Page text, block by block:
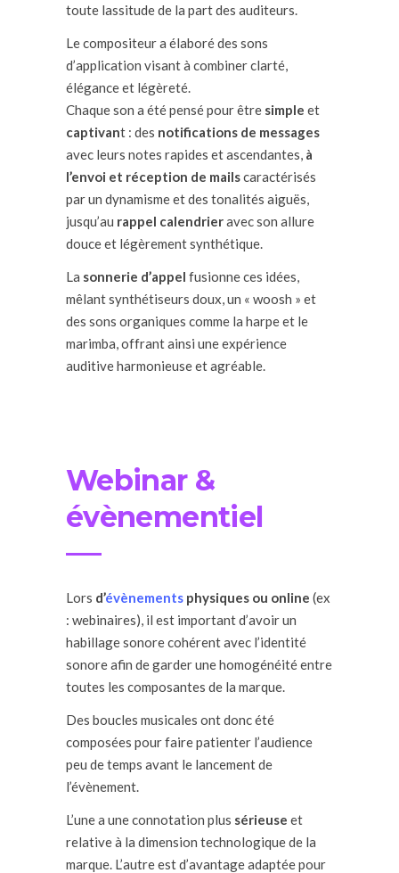
toute lassitude de la part des auditeurs.
Le compositeur a élaboré des sons
d’application visant à combiner clarté,
élégance et légèreté.
Chaque son a été pensé pour être simple et
captivant : des notifications de messages
avec leurs notes rapides et ascendantes, à
l’envoi et réception de mailscaractérisés
par un dynamisme et des tonalités aiguës,
jusqu’au rappel calendrieravec son allure
douce et légèrement synthétique.
La sonnerie d’appel fusionne ces idées,
mêlant synthétiseurs doux, un « woosh » et
des sons organiques comme la harpe et le
marimba, offrant ainsi une expérience
auditive harmonieuse et agréable.
Webinar &
évènementiel
Lors d’évènements physiques ou online (ex
: webinaires), il est important d’avoir un
habillage sonore cohérent avec l’identité
sonore afin de garder une homogénéité entre
toutes les composantes de la marque.
Des boucles musicales ont donc été
composées pour faire patienter l’audience
peu de temps avant le lancement de
l’évènement.
L’une a une connotation plus sérieuse et
relative à la dimension technologique de la
marque. L’autreest d’avantage adaptée pour